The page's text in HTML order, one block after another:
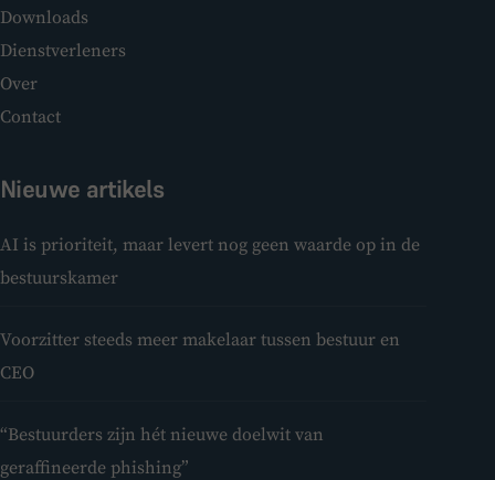
Downloads
Dienstverleners
Over
Contact
Nieuwe artikels
AI is prioriteit, maar levert nog geen waarde op in de
bestuurskamer
Voorzitter steeds meer makelaar tussen bestuur en
CEO
“Bestuurders zijn hét nieuwe doelwit van
geraffineerde phishing”